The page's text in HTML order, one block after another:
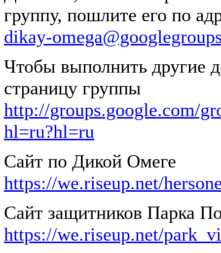
группу, пошлите его по
dikay-
Чтобы выполнить другие
страницу группы
http://groups.google.com/
hl=ru?hl=ru
Сайт по Дикой Омеге
https://we.riseup.net/
Сайт защитников Парка
https://we.riseup.net/